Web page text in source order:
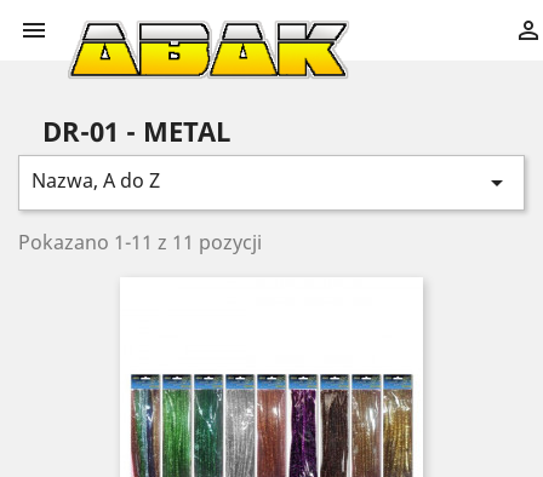
 
DR-01 - METAL
Nazwa, A do Z 
Pokazano 1-11 z 11 pozycji